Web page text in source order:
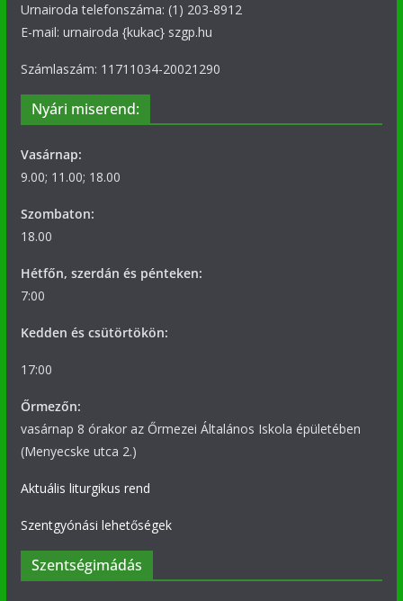
Urnairoda telefonszáma: (1) 203-8912
E-mail: urnairoda {kukac} szgp.hu
Számlaszám: 11711034-20021290
Nyári miserend:
Vasárnap:
9.00; 11.00; 18.00
Szombaton:
18.00
Hétfőn, szerdán és pénteken:
7:00
Kedden és csütörtökön:
17:00
Őrmezőn:
vasárnap 8 órakor az Őrmezei Általános Iskola épületében
(Menyecske utca 2.)
Aktuális liturgikus rend
Szentgyónási lehetőségek
Szentségimádás